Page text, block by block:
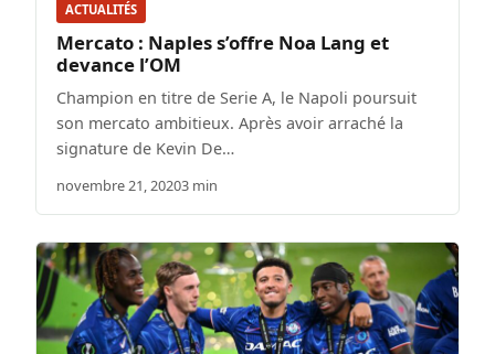
ACTUALITÉS
Mercato : Naples s’offre Noa Lang et
devance l’OM
Champion en titre de Serie A, le Napoli poursuit
son mercato ambitieux. Après avoir arraché la
signature de Kevin De…
novembre 21, 20203 min